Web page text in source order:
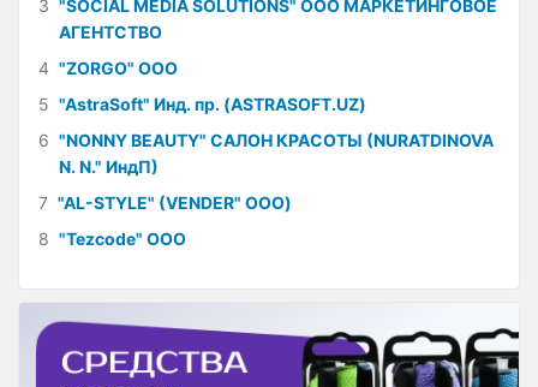
3 "SOCIAL MEDIA SOLUTIONS" ООО МАРКЕТИНГОВОЕ
АГЕНТСТВО
4 "ZORGO" ООО
5 "AstraSoft" Инд. пр. (ASTRASOFT.UZ)
6 "NONNY BEAUTY" САЛОН КРАСОТЫ (NURATDINOVA
N. N." ИндП)
7 "AL-STYLE" (VENDER" ООО)
8 "Tezcode" ООО